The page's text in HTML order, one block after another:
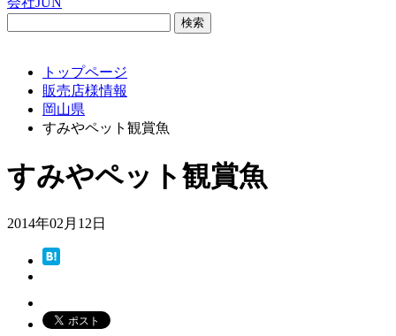
トップページ
販売店様情報
岡山県
すみやペット観賞魚
すみやペット観賞魚
2014年02月12日